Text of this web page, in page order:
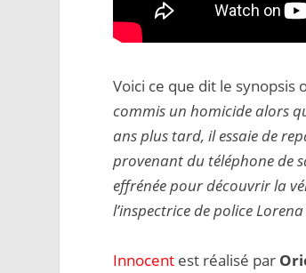
Voici ce que dit le
commis un homicide alors
ans plus tard, il essaie de
provenant du téléphone de
effrénée pour découvrir la
l’inspectrice de police
Innocent est réalisé par